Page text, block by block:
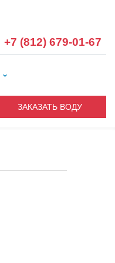
+7 (812) 679-01-67
ЗАКАЗАТЬ ВОДУ